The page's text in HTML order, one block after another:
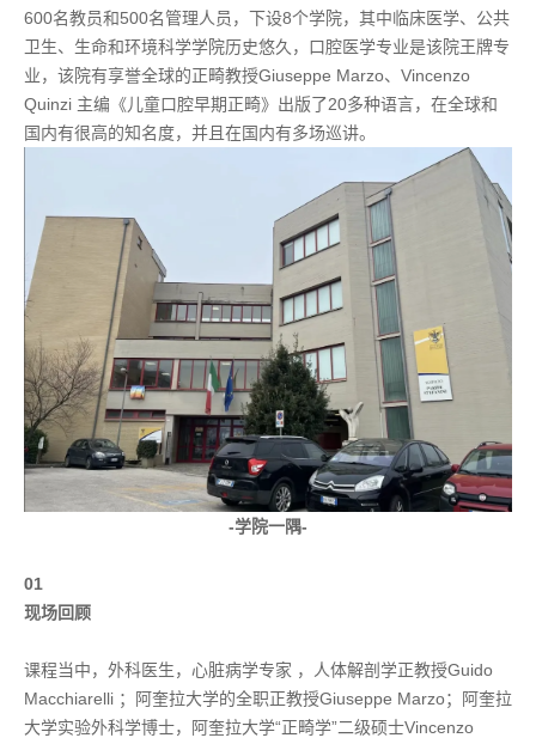
600名教员和500名管理人员，下设8个学院，其中临床医学、公共
卫生、生命和环境科学学院历史悠久，口腔医学专业是该院王牌专
业，该院有享誉全球的正畸教授Giuseppe Marzo、Vincenzo
Quinzi 主编《儿童口腔早期正畸》出版了20多种语言，在全球和
国内有很高的知名度，并且在国内有多场巡讲。
-学院一隅-
01
现场回顾
课程当中，外科医生，心脏病学专家 ，人体解剖学正教授Guido
Macchiarelli ；阿奎拉大学的全职正教授Giuseppe Marzo；阿奎拉
大学实验外科学博士，阿奎拉大学“正畸学”二级硕士Vincenzo